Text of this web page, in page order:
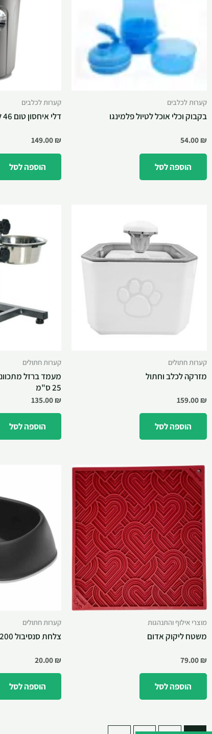
קערות לכלבים
בקבוק וכלי אוכל לטיול פלמינגו
54.00 ₪
הוספה לסל
קערות לכלבים
דלי איחסון טום 46 ליטר למזו
149.00 ₪
הוספה לסל
קערות חתולים
מזרקה לכלב וחתול
159.00 ₪
הוספה לסל
קערות חתולים
25 ס"מ
135.00 ₪
הוספה לסל
מוצרי אילוף והתנהגות
משטח ליקוק אדום
79.00 ₪
הוספה לסל
קערות חתולים
צלחת סנסיבול 200 מ"ל
20.00 ₪
הוספה לסל